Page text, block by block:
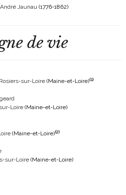
André Jaunau (1776-1862)
de vie
Rosiers-sur-Loire (Maine-et-Loire)(1)
Loire (Maine-et-Loire)
(Maine-et-Loire)(2)
sur-Loire (Maine-et-Loire)